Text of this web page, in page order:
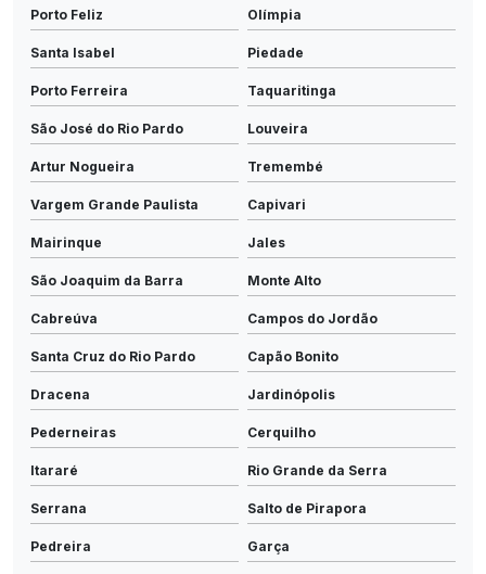
Porto Feliz Olímpia
Santa Isabel Piedade
Porto Ferreira Taquaritinga
São José do Rio Pardo Louveira
Artur Nogueira Tremembé
Vargem Grande Paulista Capivari
Mairinque Jales
São Joaquim da Barra Monte Alto
Cabreúva Campos do Jordão
Santa Cruz do Rio Pardo Capão Bonito
Dracena Jardinópolis
Pederneiras Cerquilho
Itararé Rio Grande da Serra
Serrana Salto de Pirapora
Pedreira Garça